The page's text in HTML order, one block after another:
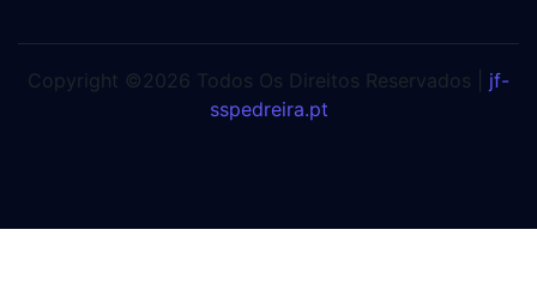
Copyright ©2026 Todos Os Direitos Reservados | jf-
sspedreira.pt